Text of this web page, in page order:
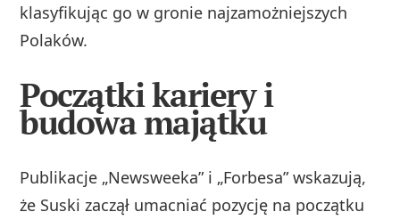
klasyfikując go w gronie najzamożniejszych
Polaków.
Początki kariery i
budowa majątku
Publikacje „Newsweeka” i „Forbesa” wskazują,
że Suski zaczął umacniać pozycję na początku